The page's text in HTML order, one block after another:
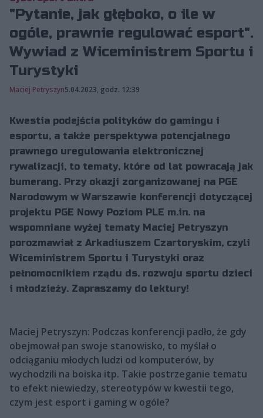
"Pytanie, jak głęboko, o ile w
ogóle, prawnie regulować esport".
Wywiad z Wiceministrem Sportu i
Turystyki
Maciej Petryszyn5.04.2023, godz. 12:39
Kwestia podejścia polityków do gamingu i
esportu, a także perspektywa potencjalnego
prawnego uregulowania elektronicznej
rywalizacji, to tematy, które od lat powracają jak
bumerang. Przy okazji zorganizowanej na PGE
Narodowym w Warszawie konferencji dotyczącej
projektu PGE Nowy Poziom PLE m.in. na
wspomniane wyżej tematy Maciej Petryszyn
porozmawiał z Arkadiuszem Czartoryskim, czyli
Wiceministrem Sportu i Turystyki oraz
pełnomocnikiem rządu ds. rozwoju sportu dzieci
i młodzieży. Zapraszamy do lektury!
Maciej Petryszyn: Podczas konferencji padło, że gdy
obejmował pan swoje stanowisko, to myślał o
odciąganiu młodych ludzi od komputerów, by
wychodzili na boiska itp. Takie postrzeganie tematu
to efekt niewiedzy, stereotypów w kwestii tego,
czym jest esport i gaming w ogóle?